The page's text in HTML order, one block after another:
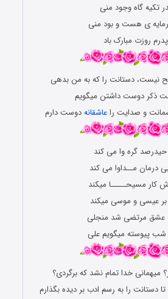
تکیه گاه وجود منی
ی هست و بود منی
پدرم روزت مبارک باد
نیست، دستانت را که به من بدهی
ذکر دوست داشتن میگویم
و صدایت راعاشقانهدوست دارم
حیدرصد گره وا می کند
درمان مــداوا می کند
کار مسیحـــــا میکند
عیسی و موسی میکند
عشق مرتضی شد منجلی
شب پیوسته میگویم علی
ﻣﯿﻬﻤﺎﻧﯽ ﺧﺪﺍ ﺗﻤﺎﻡ ﻧﺸﺪ ﮐﻪ ﺑﺮﮔﺮﺩﯼ؟
ﺩﺳﺘﺎﻧﺖ ﺭﺍ ﺑﻪ ﺭﺳﻢ ﺍﺩﺏ ﺑﺮ ﺩﯾﺪﻩ ﺑﮕﺬﺍﺭﻡ